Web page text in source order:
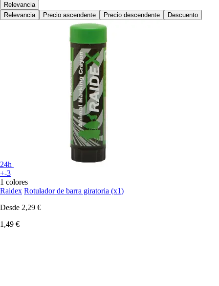
Relevancia
Relevancia
Precio ascendente Precio descendente Descuento
24h
+-3
1 colores
Raidex Rotulador de barra giratoria (x1)
Desde 2,29 €
1,49 €